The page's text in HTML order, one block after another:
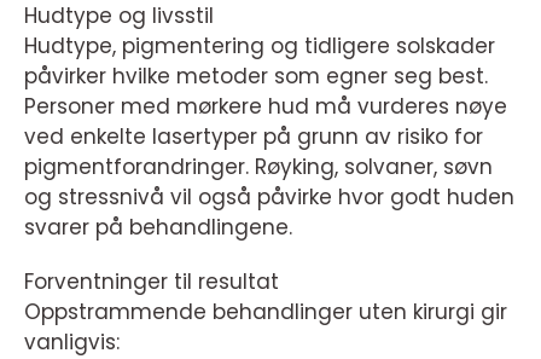
Hudtype og livsstil
Hudtype, pigmentering og tidligere solskader
påvirker hvilke metoder som egner seg best.
Personer med mørkere hud må vurderes nøye
ved enkelte lasertyper på grunn av risiko for
pigmentforandringer. Røyking, solvaner, søvn
og stressnivå vil også påvirke hvor godt huden
svarer på behandlingene.
Forventninger til resultat
Oppstrammende behandlinger uten kirurgi gir
vanligvis: